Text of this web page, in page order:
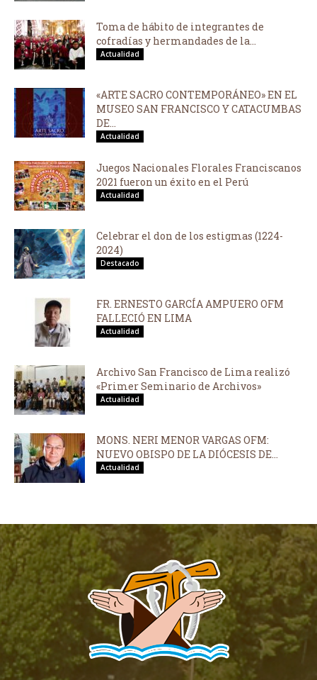
Toma de hábito de integrantes de
cofradías y hermandades de la...
Actualidad
«ARTE SACRO CONTEMPORÁNEO» EN EL
MUSEO SAN FRANCISCO Y CATACUMBAS
DE...
Actualidad
Juegos Nacionales Florales Franciscanos
2021 fueron un éxito en el Perú
Actualidad
Celebrar el don de los estigmas (1224-
2024)
Destacado
FR. ERNESTO GARCÍA AMPUERO OFM
FALLECIÓ EN LIMA
Actualidad
Archivo San Francisco de Lima realizó
«Primer Seminario de Archivos»
Actualidad
MONS. NERI MENOR VARGAS OFM:
NUEVO OBISPO DE LA DIÓCESIS DE...
Actualidad